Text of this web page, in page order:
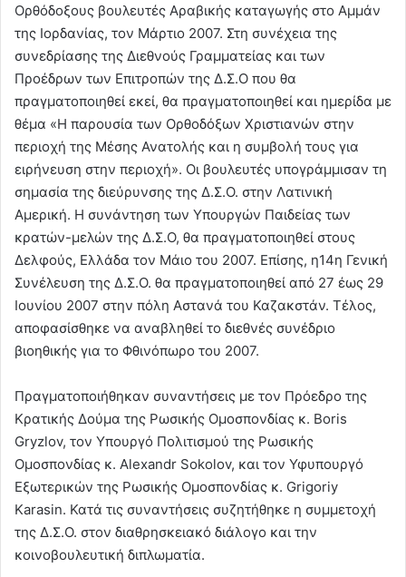
Ορθόδοξους βουλευτές Αραβικής καταγωγής στο Αμμάν
της Ιορδανίας, τον Μάρτιο 2007. Στη συνέχεια της
συνεδρίασης της Διεθνούς Γραμματείας και των
Προέδρων των Επιτροπών της Δ.Σ.Ο που θα
πραγματοποιηθεί εκεί, θα πραγματοποιηθεί και ημερίδα με
θέμα «Η παρουσία των Ορθοδόξων Χριστιανών στην
περιοχή της Μέσης Ανατολής και η συμβολή τους για
ειρήνευση στην περιοχή». Οι βουλευτές υπογράμμισαν τη
σημασία της διεύρυνσης της Δ.Σ.Ο. στην Λατινική
Αμερική. Η συνάντηση των Υπουργών Παιδείας των
κρατών-μελών της Δ.Σ.Ο, θα πραγματοποιηθεί στους
Δελφούς, Ελλάδα τον Μάιο του 2007. Επίσης, η14η Γενική
Συνέλευση της Δ.Σ.Ο. θα πραγματοποιηθεί από 27 έως 29
Ιουνίου 2007 στην πόλη Αστανά του Καζακστάν. Τέλος,
αποφασίσθηκε να αναβληθεί το διεθνές συνέδριο
βιοηθικής για το Φθινόπωρο του 2007.
Πραγματοποιήθηκαν συναντήσεις με τον Πρόεδρο της
Κρατικής Δούμα της Ρωσικής Ομοσπονδίας κ. Boris
Gryzlov, τον Υπουργό Πολιτισμού της Ρωσικής
Ομοσπονδίας κ. Αlexandr Sokolov, και τον Υφυπουργό
Εξωτερικών της Ρωσικής Ομοσπονδίας κ. Grigoriy
Karasin. Κατά τις συναντήσεις συζητήθηκε η συμμετοχή
της Δ.Σ.Ο. στον διαθρησκειακό διάλογο και την
κοινοβουλευτική διπλωματία.